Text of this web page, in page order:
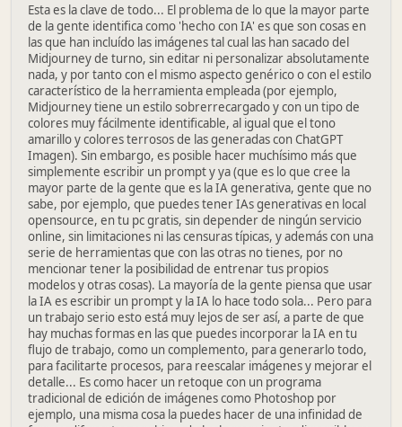
Esta es la clave de todo... El problema de lo que la mayor parte
de la gente identifica como 'hecho con IA' es que son cosas en
las que han incluído las imágenes tal cual las han sacado del
Midjourney de turno, sin editar ni personalizar absolutamente
nada, y por tanto con el mismo aspecto genérico o con el estilo
característico de la herramienta empleada (por ejemplo,
Midjourney tiene un estilo sobrerrecargado y con un tipo de
colores muy fácilmente identificable, al igual que el tono
amarillo y colores terrosos de las generadas con ChatGPT
Imagen). Sin embargo, es posible hacer muchísimo más que
simplemente escribir un prompt y ya (que es lo que cree la
mayor parte de la gente que es la IA generativa, gente que no
sabe, por ejemplo, que puedes tener IAs generativas en local
opensource, en tu pc gratis, sin depender de ningún servicio
online, sin limitaciones ni las censuras típicas, y además con una
serie de herramientas que con las otras no tienes, por no
mencionar tener la posibilidad de entrenar tus propios
modelos y otras cosas). La mayoría de la gente piensa que usar
la IA es escribir un prompt y la IA lo hace todo sola... Pero para
un trabajo serio esto está muy lejos de ser así, a parte de que
hay muchas formas en las que puedes incorporar la IA en tu
flujo de trabajo, como un complemento, para generarlo todo,
para facilitarte procesos, para reescalar imágenes y mejorar el
detalle... Es como hacer un retoque con un programa
tradicional de edición de imágenes como Photoshop por
ejemplo, una misma cosa la puedes hacer de una infinidad de